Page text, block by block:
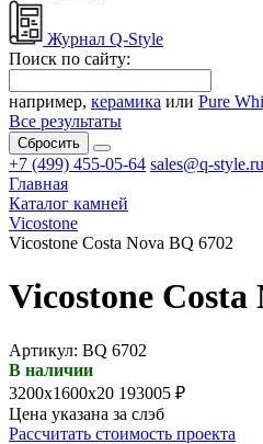
Журнал Q-Style
Поиск по сайту:
например, керамика или Pure
Все результаты
Сбросить
+7 (499) 455-05-64 sales@q-style.ru
Главная
Каталог камней
Vicostone
Vicostone Costa Nova BQ 6702
Vicostone Costa
Артикул: BQ 6702
В наличии
3200х1600х20 193005 ₽
Цена указана за слэб
Рассчитать стоимость проекта